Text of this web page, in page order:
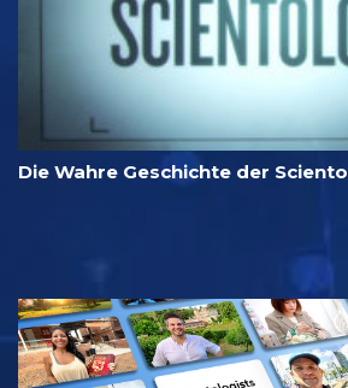
Die Wahre Geschichte der